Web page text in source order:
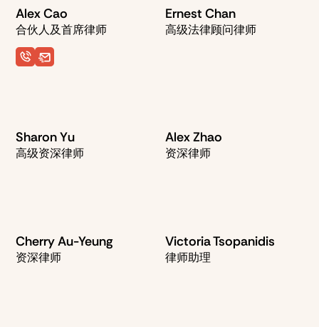
Alex Cao
合伙人及首席律师
Ernest Chan
高级法律顾问律师
Sharon Yu
高级资深律师
Alex Zhao
资深律师
Cherry Au-Yeung
资深律师
Victoria Tsopanidis
律师助理